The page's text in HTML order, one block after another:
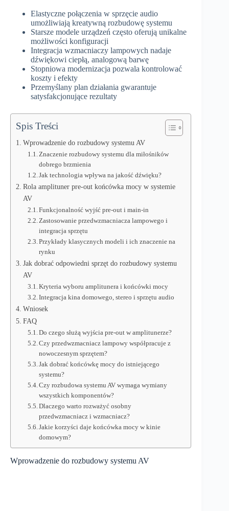
Elastyczne połączenia w sprzęcie audio
umożliwiają kreatywną rozbudowę systemu
Starsze modele urządzeń często oferują unikalne
możliwości konfiguracji
Integracja wzmacniaczy lampowych nadaje
dźwiękowi ciepłą, analogową barwę
Stopniowa modernizacja pozwala kontrolować
koszty i efekty
Przemyślany plan działania gwarantuje
satysfakcjonujące rezultaty
Spis Treści
Wprowadzenie do rozbudowy systemu AV
Znaczenie rozbudowy systemu dla miłośników
dobrego brzmienia
Jak technologia wpływa na jakość dźwięku?
Rola amplituner pre-out końcówka mocy w systemie
AV
Funkcjonalność wyjść pre-out i main-in
Zastosowanie przedwzmacniacza lampowego i
integracja sprzętu
Przykłady klasycznych modeli i ich znaczenie na
rynku
Jak dobrać odpowiedni sprzęt do rozbudowy systemu
AV
Kryteria wyboru amplitunera i końcówki mocy
Integracja kina domowego, stereo i sprzętu audio
Wniosek
FAQ
Do czego służą wyjścia pre-out w amplitunerze?
Czy przedwzmacniacz lampowy współpracuje z
nowoczesnym sprzętem?
Jak dobrać końcówkę mocy do istniejącego
systemu?
Czy rozbudowa systemu AV wymaga wymiany
wszystkich komponentów?
Dlaczego warto rozważyć osobny
przedwzmacniacz i wzmacniacz?
Jakie korzyści daje końcówka mocy w kinie
domowym?
Wprowadzenie do rozbudowy systemu AV